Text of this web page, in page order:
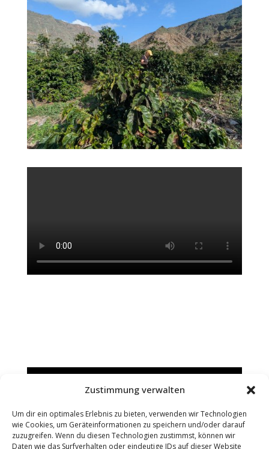
Zustimmung verwalten
Um dir ein optimales Erlebnis zu bieten, verwenden wir Technologien
wie Cookies, um Geräteinformationen zu speichern und/oder darauf
zuzugreifen. Wenn du diesen Technologien zustimmst, können wir
Daten wie das Surfverhalten oder eindeutige IDs auf dieser Website
IMPRINT
DATA PROTECTION